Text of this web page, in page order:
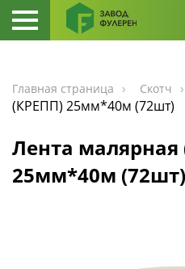
Главная страница Скотч
(КРЕПП) 25мм*40м (72шт)
Лента
25мм*40м (72шт)